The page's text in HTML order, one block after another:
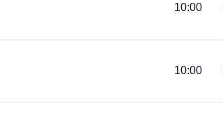
10:00
10:00